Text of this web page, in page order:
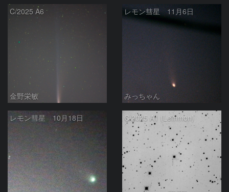
C/2025 A6
金野栄敏
レモン彗星 11月6日
みっちゃん
レモン彗星 10月18日 C/2025 A1 (Lemmon)